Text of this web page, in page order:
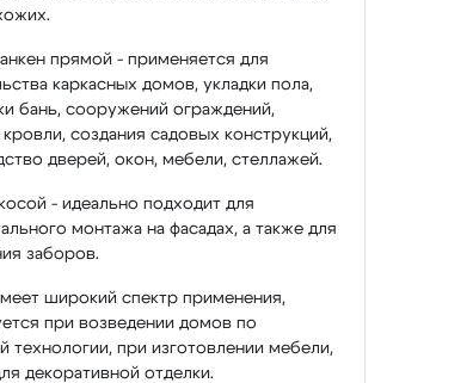
прямой - применяется для
каркасных домов, укладки пола,
бань, сооружений ограждений,
создания садовых конструкций,
дверей, окон, мебели, стеллажей.
- идеально подходит для
монтажа на фасадах, а также для
заборов.
широкий спектр применения,
при возведении домов по
технологии, при изготовлении мебели,
декоративной отделки.